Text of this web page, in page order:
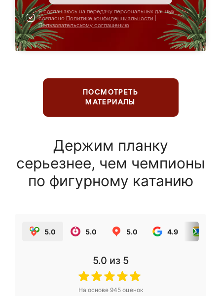
Я соглашаюсь на передачу персональных данных
согласно Политике конфиденциальности
Пользовательскому соглашению
ПОСМОТРЕТЬ
МАТЕРИАЛЫ
Держим планку
серьезнее, чем чемпионы
по фигурному катанию
5.0 5.0 5.0 4.9
5.0 из 5
На основе 945оценок